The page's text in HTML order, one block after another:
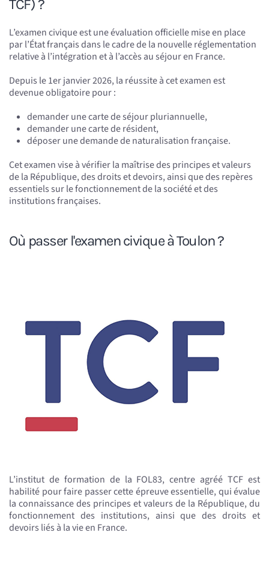
TCF) ?
L’examen civique est une évaluation officielle mise en place
par l’État français dans le cadre de la nouvelle réglementation
relative à l’intégration et à l’accès au séjour en France.
Depuis le 1er janvier 2026, la réussite à cet examen est
devenue obligatoire pour :
demander une carte de séjour pluriannuelle,
demander une carte de résident,
déposer une demande de naturalisation française.
Cet examen vise à vérifier la maîtrise des principes et valeurs
de la République, des droits et devoirs, ainsi que des repères
essentiels sur le fonctionnement de la société et des
institutions françaises.
Où passer l'examen civique à Toulon ?
L’institut de formation de la FOL83, centre agréé TCF est
habilité pour faire passer cette épreuve essentielle, qui évalue
la connaissance des principes et valeurs de la République, du
fonctionnement des institutions, ainsi que des droits et
devoirs liés à la vie en France.